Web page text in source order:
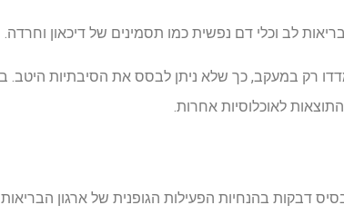
לב וכלי דם נפשית כמו תסמינים של דיכאון וחרדה.
לאוכלוסיות אחרות.